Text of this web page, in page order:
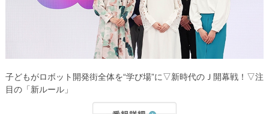
子どもがロボット開発街全体を“学び場”に▽新時代のＪ開幕戦！▽注
目の「新ルール」